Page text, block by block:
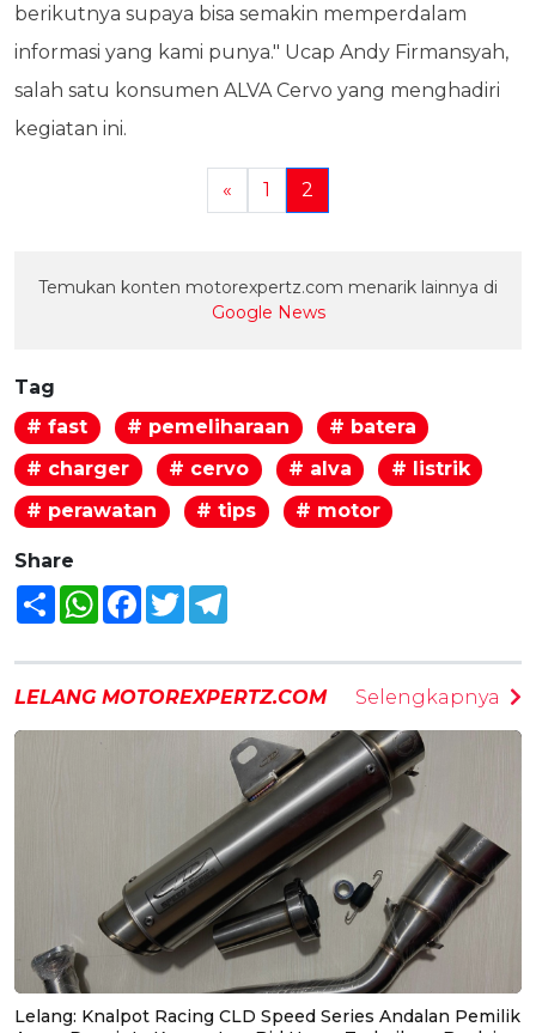
berikutnya supaya bisa semakin memperdalam
informasi yang kami punya." Ucap Andy Firmansyah,
salah satu konsumen ALVA Cervo yang menghadiri
kegiatan ini.
« 1 2
Temukan konten motorexpertz.com menarik lainnya di
Google News
Tag
# fast
# pemeliharaan
# batera
# charger
# cervo # alva
# listrik
# perawatan
# tips # motor
Share
Share WhatsAppFacebook
Twitter
LELANG MOTOREXPERTZ.COM Selengkapnya
Lelang: Knalpot Racing CLD Speed Series Andalan Pemilik